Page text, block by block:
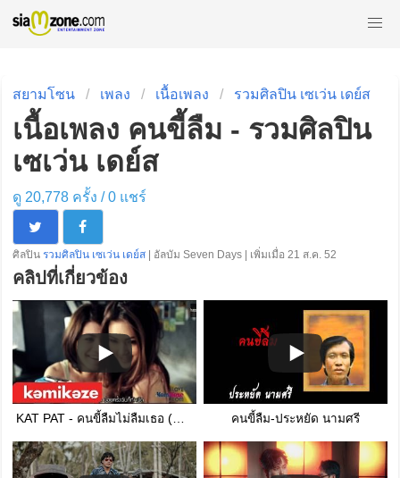
สยามโซน เพลง เนื้อเพลง รวมศิลปิน เซเว่น เดย์ส
เนื้อเพลง คนขี้ลืม - รวมศิลปิน
เซเว่น เดย์ส
ดู 20,778 ครั้ง /0แชร์
ศิลปิน รวมศิลปิน เซเว่น เดย์ส | อัลบัม Seven Days | เพิ่มเมื่อ 21 ส.ค. 52
คลิปที่เกี่ยวข้อง
KAT PAT - คนขี้ลืมไม่ลืมเธอ (Forgetful) [MV] คนขี้ลืม-ประหยัด นามศรี